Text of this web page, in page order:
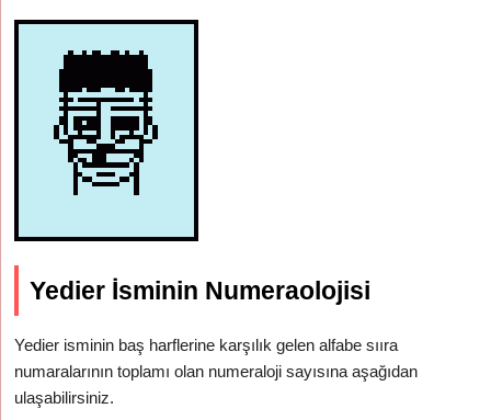
Yedier İsminin Numeraolojisi
Yedier isminin baş harflerine karşılık gelen alfabe sııra
numaralarının toplamı olan numeraloji sayısına aşağıdan
ulaşabilirsiniz.